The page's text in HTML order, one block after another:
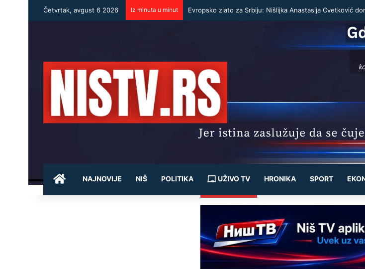
Četvrtak, avgust 6 2026 Iz minuta u minut Evropsko zlato za Srbiju: Nišlijka Anastasija Cvetković
POČETNA
NAJNOVIJE NIŠ POLITIKA UŽIVO TV HRONIKA SPORT